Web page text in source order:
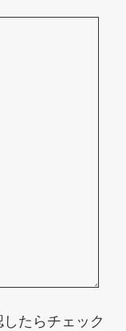
たらチェック